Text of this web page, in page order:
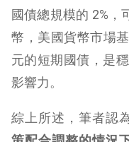
國債總規模的 2%，
幣，美國貨幣市場
元的短期國債，是
影響力。
綜上所述，筆者認